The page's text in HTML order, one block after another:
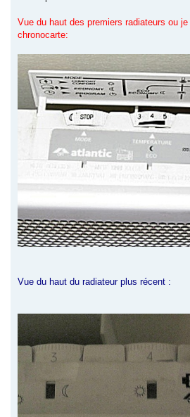
Vue du haut des premiers radiateurs ou
chronocarte:
Vue du haut du radiateur plus récent :